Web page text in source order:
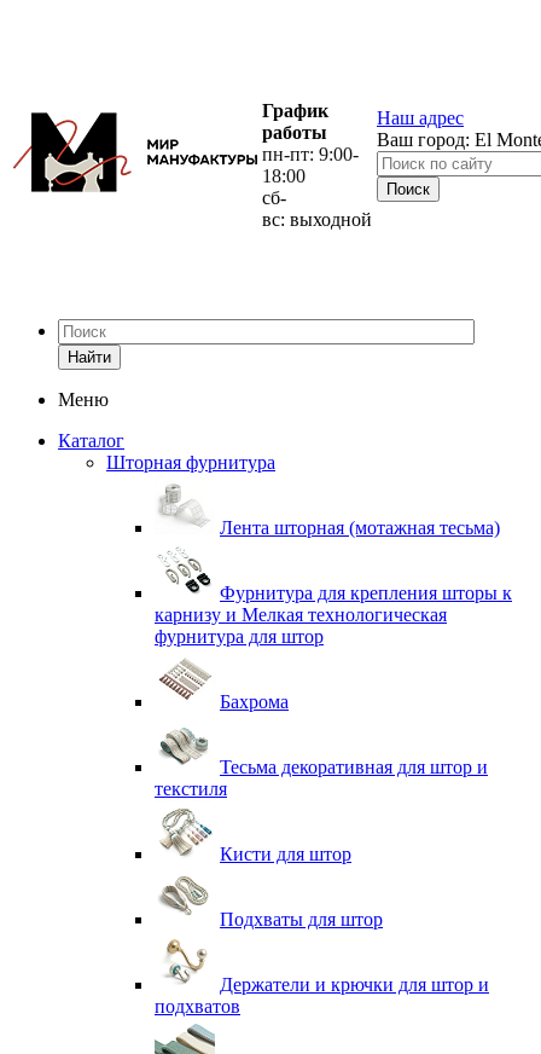
График
работы
пн-пт: 9:00-
18:00
сб-
вс: выходной
Наш адрес
Ваш город: El
Найти
Меню
Каталог
Шторная фурнитура
Лента шторная (мотажная тесьма)
Фурнитура для крепления шторы к
карнизу и Мелкая технологическая
фурнитура для штор
Бахрома
Тесьма декоративная для штор и
текстиля
Кисти для штор
Подхваты для штор
Держатели и крючки для штор и
подхватов